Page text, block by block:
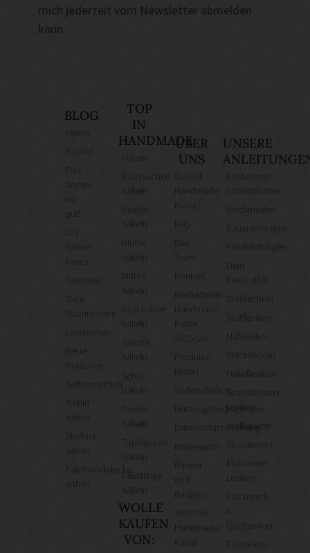
mich jederzeit vom Newsletter abmelden
kann.
BLOG
finden
gut!
News
Gute
Nachrichten!
Leselounge
Neue
Produkte
Selbermachen
T-Shirt
Stofftier
Patchworkdecke
TOP
IN
HANDMADE
häkeln
häkeln
Mütze
häkeln
Kuscheltier
Tasche
häkeln
häkeln
Topflappen
häkeln
Fäustlinge
häkeln
WOLLE
KAUFEN
VON:
ÜBER
UNS
Was ist
Kultur?
Das
Team
Kontakt
Mediadaten
Kultur
2025/26
Produkte
testen
Widerrufsrecht
Nutzungsbedingungen
Datenschutzerklärung
Kultur
UNSERE
Kostenlose
Schnittmuster
Strickmuster
Bauanleitungen
Faltanleitungen
Merkzettel
Stoffrechner
Stofflexikon
Nählexikon
Stricklexikon
Häkellexikon
Schnittmuster-
Lexikon
Wolllexikon
Sticklexikon
Makramee-
Lexikon
Patchwork-
&
Quiltlexikon
Filzlexikon